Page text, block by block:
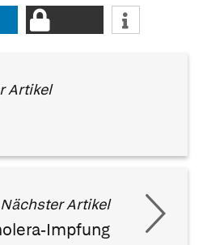
Artikel
Nächster Artikel
Impfung